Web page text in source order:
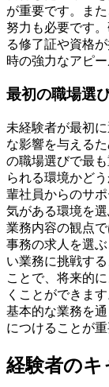
が重要です。ま
努力も必要です
る修了証や資格
時の強力なアピ
最初の職場選
未経験者が最初
な影響を与える
の職場選びで最
られる環境かど
輩社員からのサ
気がある環境を
業務内容の観点
事務の求人を選
い業務に挑戦す
ことで、将来的
くことができま
基本的な業務を
につけることが重
経験者のキ